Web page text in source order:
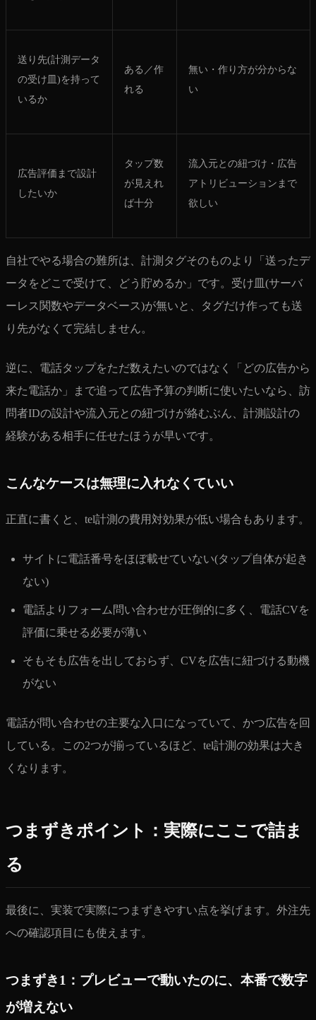
送り先(計測データ
の受け皿)を持って
いるか
ある／作
れる
無い・作り方が分からな
い
広告評価まで設計
したいか
タップ数
が見えれ
ば十分
流入元との紐づけ・広告
アトリビューションまで
欲しい
自社でやる場合の難所は、計測タグそのものより「送ったデ
ータをどこで受けて、どう貯めるか」です。受け皿(サーバ
ーレス関数やデータベース)が無いと、タグだけ作っても送
り先がなくて完結しません。
逆に、電話タップをただ数えたいのではなく「どの広告から
来た電話か」まで追って広告予算の判断に使いたいなら、訪
問者IDの設計や流入元との紐づけが絡むぶん、計測設計の
経験がある相手に任せたほうが早いです。
こんなケースは無理に入れなくていい
正直に書くと、tel計測の費用対効果が低い場合もあります。
サイトに電話番号をほぼ載せていない(タップ自体が起き
ない)
電話よりフォーム問い合わせが圧倒的に多く、電話CVを
評価に乗せる必要が薄い
そもそも広告を出しておらず、CVを広告に紐づける動機
がない
電話が問い合わせの主要な入口になっていて、かつ広告を回
している。この2つが揃っているほど、tel計測の効果は大き
くなります。
つまずきポイント：実際にここで詰ま
る
最後に、実装で実際につまずきやすい点を挙げます。外注先
への確認項目にも使えます。
つまずき1：プレビューで動いたのに、本番で数字
が増えない